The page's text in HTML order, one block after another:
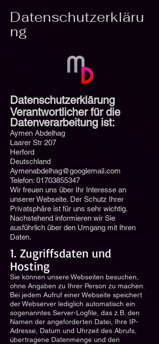
Datenschutzerkläru
ng
Datenschutzerklärung
Verantwortlicher für die
Datenverarbeitung ist:
Aymen Abdelhag
Laarer Str 207
Herford
Deutschland
Aymenabdelhag@googlemail.com
Telefon: 01703855347
Wir freuen uns über Ihr Interesse an
unserer Webseite. Der Schutz Ihrer
Privatsphäre ist für uns sehr wichtig.
Nachstehend informieren wir Sie
ausführlich über den Umgang mit Ihren
Daten.
1. Zugriffsdaten und
Hosting
Sie können unsere Webseiten besuchen,
ohne Angaben zu Ihrer Person zu machen.
Bei jedem Aufruf einer Webseite speichert
der Webserver lediglich automatisch ein
sogenanntes Server-Logfile, das z.B. den
Namen der angeforderten Datei, Ihre IP-
Adresse, Datum und Uhrzeit des Abrufs,
übertragene Datenmenge und den